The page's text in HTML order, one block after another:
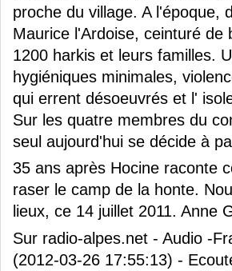
proche du village. A l'époque,
Maurice l'Ardoise, ceinturé de
1200 harkis et leurs familles.
hygiéniques minimales,
qui errent désoeuvrés et l'
Sur les quatre membres du
seul aujourd'hui se décide à
35 ans après Hocine raconte
raser le camp de la honte.
lieux, ce 14 juillet 2011. Anne
Sur radio-alpes.net - Audio -
(2012-03-26 17:55:13) -